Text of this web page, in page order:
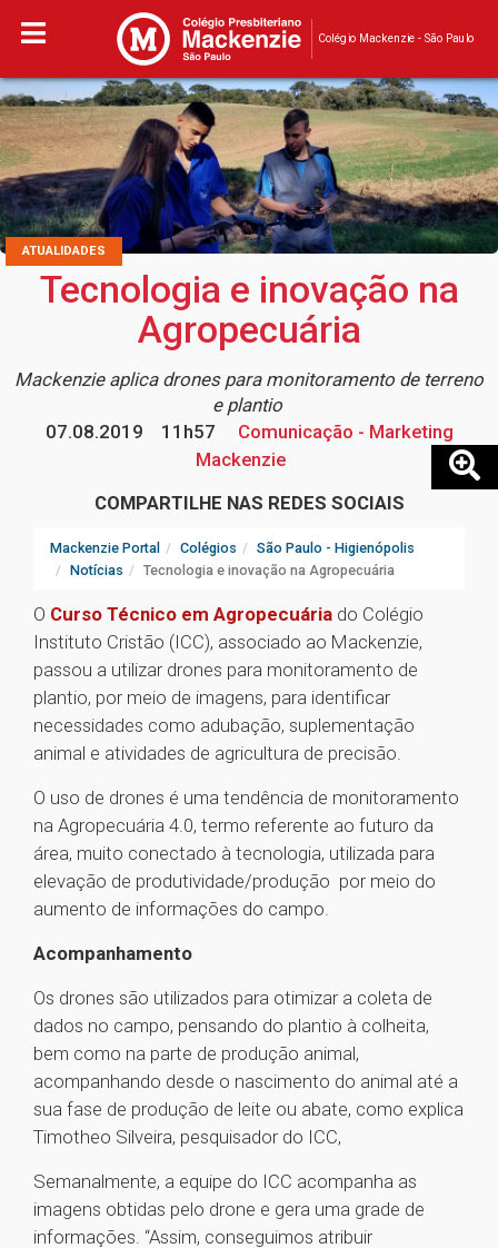
Colégio Mackenzie - São Paulo
ATUALIDADES
Tecnologia e inovação na
Agropecuária
Mackenzie aplica drones para monitoramento de terreno
e plantio
07.08.2019
11h57
Comunicação - Marketing
Mackenzie
COMPARTILHE NAS REDES SOCIAIS
Mackenzie Portal Colégios
São Paulo - Higienópolis
Notícias
Tecnologia e inovação na Agropecuária
O Curso Técnico em Agropecuária do Colégio
Instituto Cristão (ICC), associado ao Mackenzie,
passou a utilizar drones para monitoramento de
plantio, por meio de imagens, para identificar
necessidades como adubação, suplementação
animal e atividades de agricultura de precisão.
O uso de drones é uma tendência de monitoramento
na Agropecuária 4.0, termo referente ao futuro da
área, muito conectado à tecnologia, utilizada para
elevação de produtividade/produção por meio do
aumento de informações do campo.
Acompanhamento
Os drones são utilizados para otimizar a coleta de
dados no campo, pensando do plantio à colheita,
bem como na parte de produção animal,
acompanhando desde o nascimento do animal até a
sua fase de produção de leite ou abate, como explica
Timotheo Silveira, pesquisador do ICC,
Semanalmente, a equipe do ICC acompanha as
imagens obtidas pelo drone e gera uma grade de
informações. “Assim, conseguimos atribuir